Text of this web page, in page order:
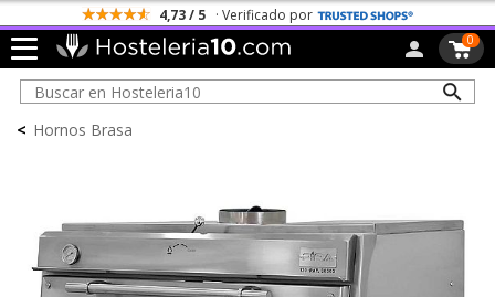
Todos los Portes son Gratis
0
< Hornos Brasa